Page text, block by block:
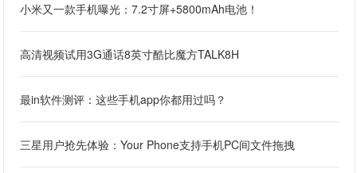
小米又一款手机曝光：7.2寸屏+5800mAh电池！
高清视频试用3G通话8英寸酷比魔方TALK8H
最in软件测评：这些手机app你都用过吗？
三星用户抢先体验：Your Phone支持手机PC间文件拖拽